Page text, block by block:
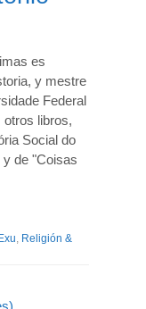
es
y mestre
Federal
otros libros,
Social do
y de "Coisas
Exu, Religión &